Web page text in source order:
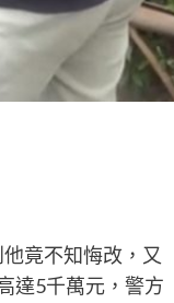
竟不知悔改，又
達5千萬元，警方